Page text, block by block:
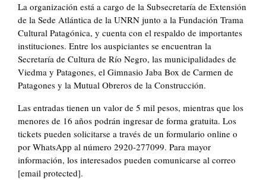
La organización está a cargo de la Subsecretaría de Extensión
de la Sede Atlántica de la UNRN junto a la Fundación Trama
Cultural Patagónica, y cuenta con el respaldo de importantes
instituciones. Entre los auspiciantes se encuentran la
Secretaría de Cultura de Río Negro, las municipalidades de
Viedma y Patagones, el Gimnasio Jaba Box de Carmen de
Patagones y la Mutual Obreros de la Construcción.
Las entradas tienen un valor de 5 mil pesos, mientras que los
menores de 16 años podrán ingresar de forma gratuita. Los
tickets pueden solicitarse a través de un formulario online o
por WhatsApp al número 2920-277099. Para mayor
información, los interesados pueden comunicarse al correo
[email protected].